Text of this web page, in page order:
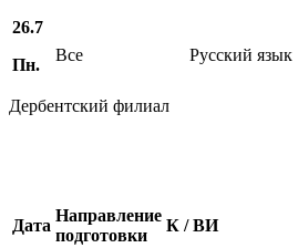
26.7
Пн.
Все Русский язык
Дербентский филиал
Дата
Направление
подготовки
К / ВИ